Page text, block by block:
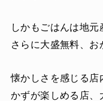
しかもごはんは地元
さらに大盛無料、お
懐かしさを感じる店
かずが楽しめる店、